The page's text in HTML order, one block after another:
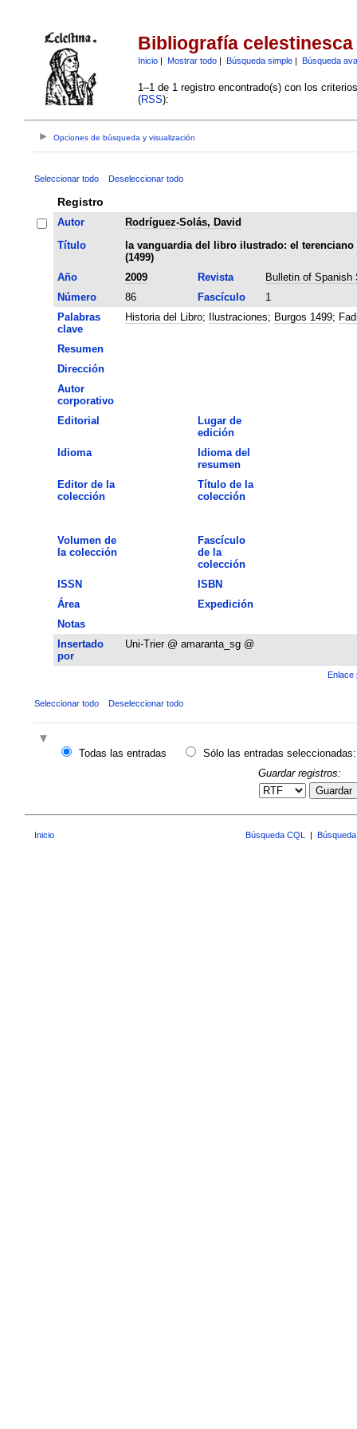
Bibliografía celestinesca
Inicio| Mostrar todo| Búsqueda simple| Búsqueda
1–1 de 1 registro encontrado(s) con los
(RSS):
Opciones de búsqueda y visualización
Seleccionar todo Deseleccionar todo
Registro
Autor
Rodríguez-Solás, David
Título
la vanguardia del libro ilustrado: el
(1499)
Año
2009 Revista
Bulletin of Spanish
Número
86 Fascículo
1
Palabras
clave
Historia del Libro; Ilustraciones; Burgos 1499;
Resumen
Dirección
Autor
corporativo
Editorial
Lugar de
edición
Idioma
Idioma del
resumen
Editor de la
colección
Título de la
colección
Volumen de
la colección
Fascículo
de la
colección
ISSN
ISBN
Área
Expedición
Notas
Insertado
por
Uni-Trier @ amaranta_sg @
Enlace
Seleccionar todo Deseleccionar todo
Todas las entradas
Sólo las entradas seleccionadas:
Guardar registros:
Guardar
Inicio Búsqueda CQL